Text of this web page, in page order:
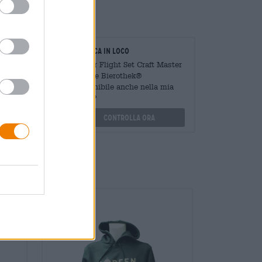
Verifica in loco
È Beer Flight Set Craft Master
Da Die Bierothek®
Disponibile anche nella mia
filiale?
Controlla ora